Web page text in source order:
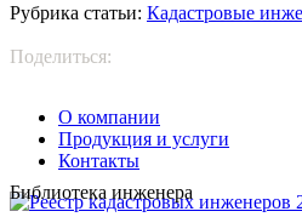
Рубрика статьи: Кадастровые
Поделиться:
О компании
Продукция и услуги
Контакты
Библиотека инженера